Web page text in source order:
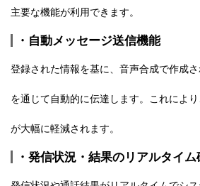
主要な機能が利用できます。
・自動メッセージ送信機能
登録された情報を基に、音声合成で作成
を通じて自動的に伝達します。これによ
が大幅に軽減されます。
・発信状況・結果のリアルタイ